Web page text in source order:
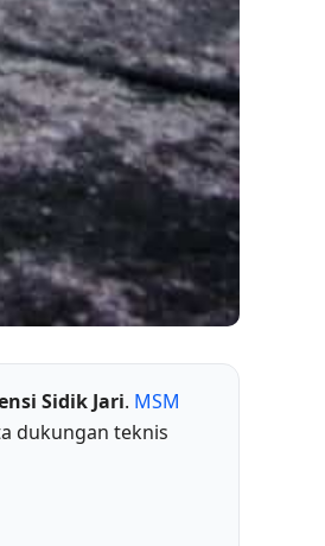
Sidik Jari. MSM
dukungan teknis